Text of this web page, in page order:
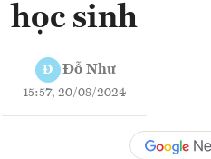
học sinh
Đ Đỗ Như
15:57, 20/08/2024